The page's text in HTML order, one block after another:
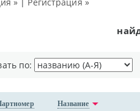
по:
Название